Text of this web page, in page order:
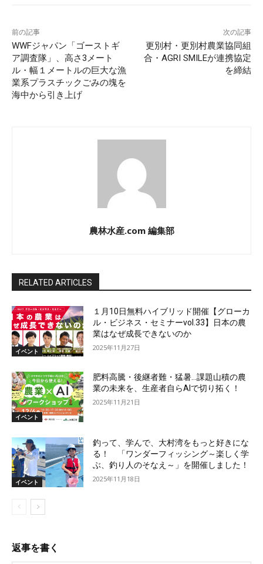
前の記事
WWFジャパン「ゴーストギ
ア調査隊」、高さ3メート
ル・幅１メートルの巨大な漁
業系プラスチックごみの塊を
海中から引き上げ
次の記事
更別村・更別村農業協同組
合・AGRI SMILEが連携協定
を締結
農林水産.com 編集部
RELATED ARTICLES
イベント
１月10日無料ハイブリッド開催【グローカ
ル・ビジネス・セミナーvol.33】日本の農
業はなぜ成長できないのか
2025年11月27日
イベント
肥料高騰・後継者難・猛暑…課題山積の農
業の未来を、生産者自らAIで切り拓く！
2025年11月21日
イベント
釣って、学んで、大村湾をもっと好きにな
る！ 「ワンダーフィッシング～楽しく学
ぶ、釣り人のそなえ～」を開催しました！
2025年11月18日
返事を書く